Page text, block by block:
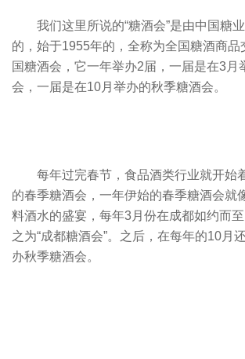
我们这里所说的“糖酒会”是由中国糖
的，始于1955年的，全称为全国糖酒商品
国糖酒会 ，它一年举办2届，一届是在3月
会，一届是在10月举办的秋季糖酒会。
每年过完春节，食品酒类行业就开始
的春季糖酒会，一年伊始的春季糖酒会就
料酒水的盛宴，每年3月份在成都如约而
之为“成都糖酒会”。之后，在每年的10月
办秋季糖酒会。